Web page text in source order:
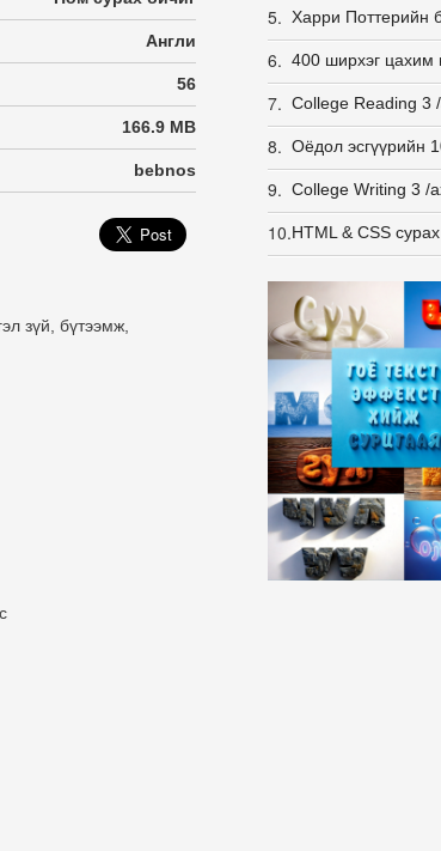
Англи
56
166.9 MB
bebnos
зүй, бүтээмж,
5.
6. 400 ширхэг цахим
7. College Reading 3
8. Оёдол эсгүүрийн
9. College Writing 3 /
10.HTML & CSS